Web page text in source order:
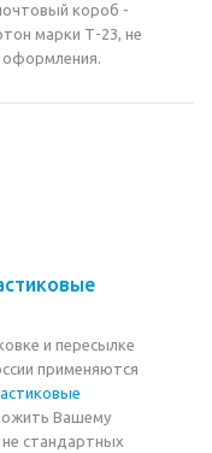
короб -
марки Т-23, не
оформления.
и пересылке
применяются
Вашему
стандартных